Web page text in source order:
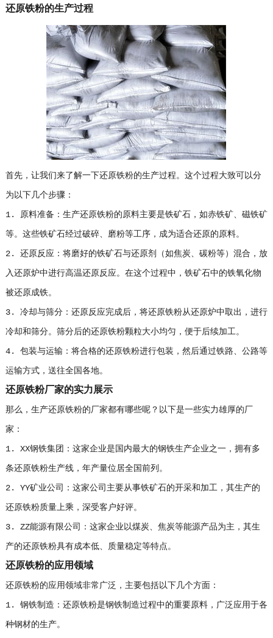
还原铁粉的生产过程
首先，让我们来了解一下还原铁粉的生产过程。这个过程大致可以分
为以下几个步骤：
1. 原料准备：生产还原铁粉的原料主要是铁矿石，如赤铁矿、磁铁矿
等。这些铁矿石经过破碎、磨粉等工序，成为适合还原的原料。
2. 还原反应：将磨好的铁矿石与还原剂（如焦炭、碳粉等）混合，放
入还原炉中进行高温还原反应。在这个过程中，铁矿石中的铁氧化物
被还原成铁。
3. 冷却与筛分：还原反应完成后，将还原铁粉从还原炉中取出，进行
冷却和筛分。筛分后的还原铁粉颗粒大小均匀，便于后续加工。
4. 包装与运输：将合格的还原铁粉进行包装，然后通过铁路、公路等
运输方式，送往全国各地。
还原铁粉厂家的实力展示
那么，生产还原铁粉的厂家都有哪些呢？以下是一些实力雄厚的厂
家：
1. XX钢铁集团：这家企业是国内最大的钢铁生产企业之一，拥有多
条还原铁粉生产线，年产量位居全国前列。
2. YY矿业公司：这家公司主要从事铁矿石的开采和加工，其生产的
还原铁粉质量上乘，深受客户好评。
3. ZZ能源有限公司：这家企业以煤炭、焦炭等能源产品为主，其生
产的还原铁粉具有成本低、质量稳定等特点。
还原铁粉的应用领域
还原铁粉的应用领域非常广泛，主要包括以下几个方面：
1. 钢铁制造：还原铁粉是钢铁制造过程中的重要原料，广泛应用于各
种钢材的生产。